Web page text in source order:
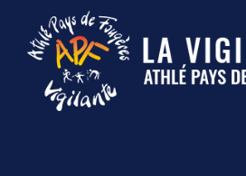
Passer
contenu